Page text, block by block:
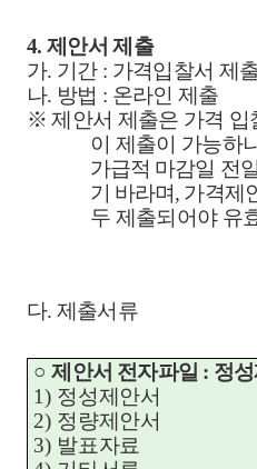
4. 제안서 제출
가. 기간 : 가격입찰서 제
나. 방법 : 온라인 제출
※제안서 제출은 가격 입
이 제출이 가능하
가급적 마감일 전
기 바라며, 가격제
두 제출되어야 유
다. 제출서류
○제안서 전자파일 : 정성
1) 정성제안서
2) 정량제안서
3) 발표자료